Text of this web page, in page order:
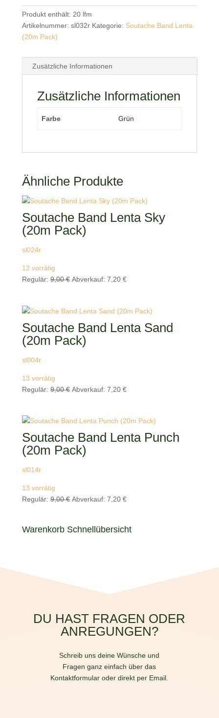
Pack)
Menge
Produkt enthält: 20 lfm
Artikelnummer: sl032r Kategorie: Soutache Band Lenta
(20m Pack)
Zusätzliche Informationen
Zusätzliche Informationen
Farbe Grün
Ähnliche Produkte
Soutache Band Lenta Sky
(20m Pack)
sl024r
12 vorrätig
Regulär: 9,00€ Ursprünglicher
9,00 €
Abverkauf: 7,20 €Aktueller
7,20 €.
Soutache Band Lenta Sand
(20m Pack)
sl004r
13 vorrätig
Regulär: 9,00€ Ursprünglicher
9,00 €
Abverkauf: 7,20 €Aktueller
7,20 €.
Soutache Band Lenta Punch
(20m Pack)
sl014r
13 vorrätig
Regulär: 9,00€ Ursprünglicher
9,00 €
Abverkauf: 7,20 €Aktueller
7,20 €.
Warenkorb Schnellübersicht
DU HAST FRAGEN ODER
ANREGUNGEN?
Schreib uns deine Wünsche und
Fragen ganz einfach über das
Kontaktformular oder direkt per Email.